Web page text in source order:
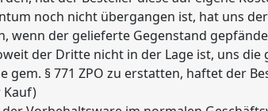
noch nicht übergangen ist, hat uns
wenn der gelieferte Gegenstand
der Dritte nicht in der Lage ist, uns die
gem. § 771 ZPO zu erstatten, haftet der
Kauf)